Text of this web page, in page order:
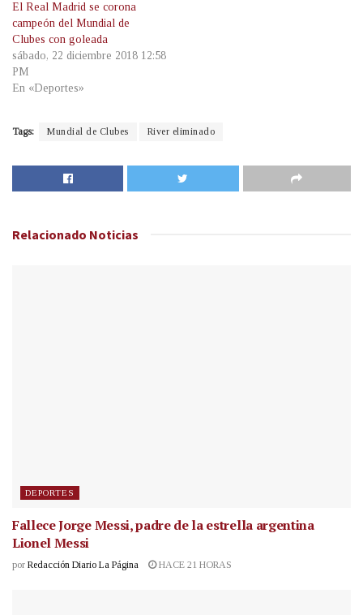
El Real Madrid se corona
campeón del Mundial de
Clubes con goleada
sábado, 22 diciembre 2018 12:58
PM
En «Deportes»
Tags: Mundial de Clubes River eliminado
Relacionado Noticias
DEPORTES
Fallece Jorge Messi, padre de la estrella argentina
Lionel Messi
por Redacción Diario La Página HACE 21 HORAS